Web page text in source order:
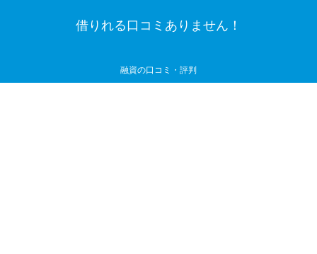
借りれる口コミありません！
融資の口コミ・評判